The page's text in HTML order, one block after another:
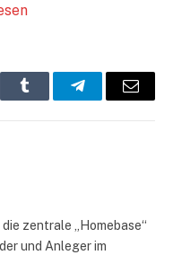
Tumblr TelegramE-
zentrale „Homebase“
und Anleger im